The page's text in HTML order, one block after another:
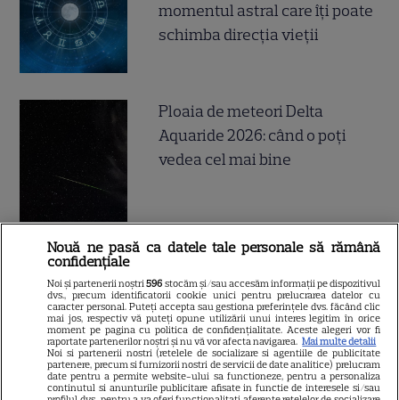
momentul astral care îți poate
schimba direcția vieții
Ploaia de meteori Delta
Aquaride 2026: când o poți
vedea cel mai bine
Câte calorii are pepenele roșu
– beneficii și contraindicații
Nouă ne pasă ca datele tale personale să rămână
confidențiale
Noi și partenerii noștri596 stocăm și/sau accesăm informații pe dispozitivul
dvs., precum identificatorii cookie unici pentru prelucrarea datelor cu
caracter personal. Puteți accepta sau gestiona preferințele dvs. făcând clic
mai jos, respectiv vă puteți opune utilizării unui interes legitim în orice
moment pe pagina cu politica de confidențialitate. Aceste alegeri vor fi
raportate partenerilor noștri și nu vă vor afecta navigarea. Mai multe detalii
Noi si partenerii nostri (retelele de socializare si agentiile de publicitate
partenere, precum si furnizorii nostri de servicii de date analitice) prelucram
date pentru a permite website-ului sa functioneze, pentru a personaliza
continutul si anunturile publicitare afisate in functie de interesele si/sau